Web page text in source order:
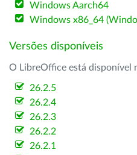
Windows Aarch64
Windows x86_64
Versões disponíveis
O LibreOffice está disponível
26.2.5
26.2.4
26.2.3
26.2.2
26.2.1